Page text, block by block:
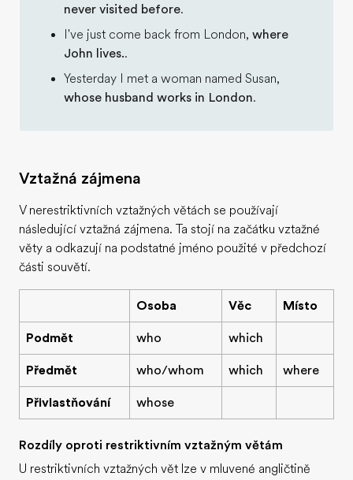
never visited before.
I've just come back from London, where
John lives..
Yesterday I met a woman named Susan,
whose husband works in London.
Vztažná zájmena
V nerestriktivních vztažných větách se používají
následující vztažná zájmena. Ta stojí na začátku vztažné
věty a odkazují na podstatné jméno použité v předchozí
části souvětí.
Osoba Věc Místo
Podmět who which
Předmět who/whom which where
Přivlastňování whose
Rozdíly oproti restriktivním vztažným větám
U restriktivních vztažných vět lze v mluvené angličtině